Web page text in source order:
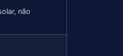
não